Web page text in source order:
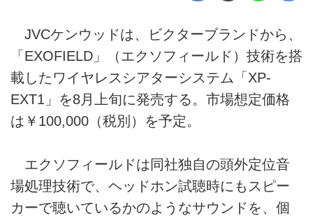
JVCケンウッドは、ビクターブランドから、
「EXOFIELD」（エクソフィールド）技術を搭
載したワイヤレスシアターシステム「XP-
EXT1」を8月上旬に発売する。市場想定価格
は￥100,000（税別）を予定。
エクソフィールドは同社独自の頭外定位音
場処理技術で、ヘッドホン試聴時にもスピー
カーで聴いているかのようなサウンドを、個